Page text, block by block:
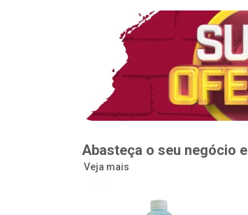
Abasteça o seu negócio
Veja mais